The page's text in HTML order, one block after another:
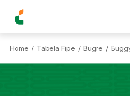
Home / Tabela Fipe / Bugre /